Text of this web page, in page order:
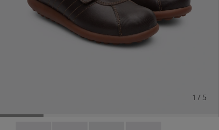
1 / 5